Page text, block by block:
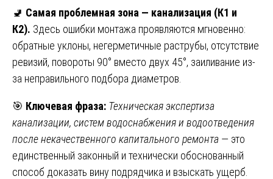
🚽 Самая проблемная зона — канализация (К1 и
К2). Здесь ошибки монтажа проявляются мгновенно:
обратные уклоны, негерметичные раструбы, отсутствие
ревизий, повороты 90° вместо двух 45°, заиливание из-
за неправильного подбора диаметров.
🎯 Ключевая фраза: Техническая экспертиза
канализации, систем водоснабжения и водоотведения
после некачественного капитального ремонта — это
единственный законный и технически обоснованный
способ доказать вину подрядчика и взыскать ущерб.